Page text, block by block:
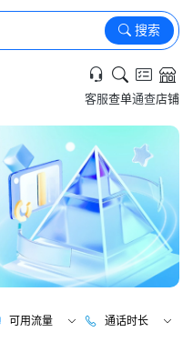
搜索
客服查单通查店铺
可用流量 通话时长